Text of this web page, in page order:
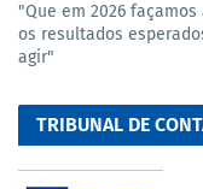
"Que em 2026
os resultados
agir"
TRIBUNAL DE